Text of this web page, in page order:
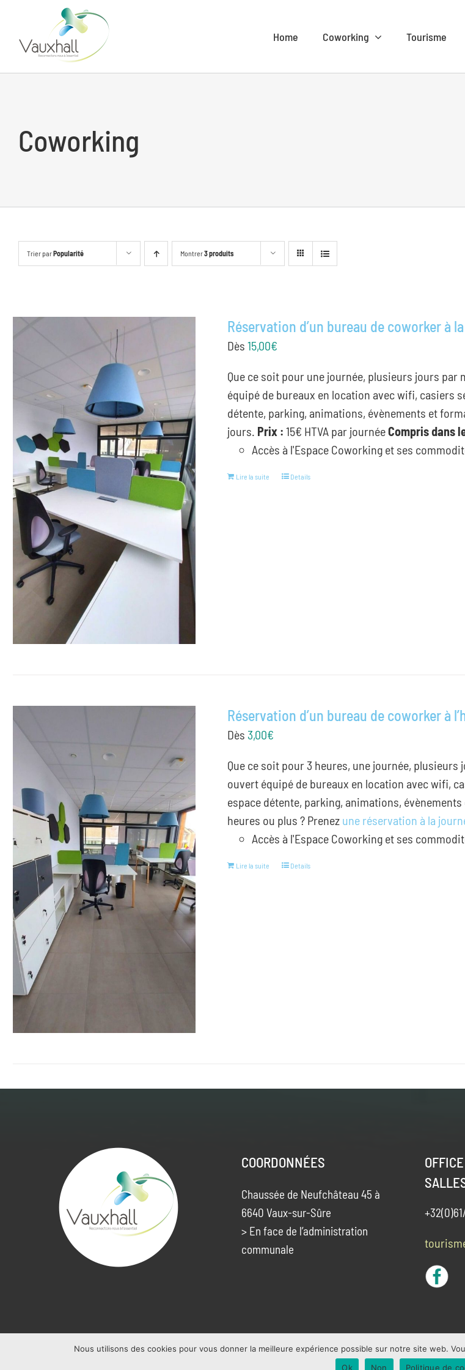
content
Home Coworking Tourisme
Coworking
Trier parPopularité Montrer3 produits
Réservation d’un bureau de coworker à
Dès15,00€
Que ce soit pour une journée, plusieurs jours
équipé de bureaux en location avec wifi, casiers
détente, parking, animations, évènements et
jours. Prix : 15€ HTVA par journéeCompris dans
Accès à l'Espace Coworking et ses
Lire la suite Details
Réservation d’un bureau de coworker à
Dès 3,00€
Que ce soit pour 3 heures, une journée,
ouvert équipé de bureaux en location avec wifi,
espace détente, parking, animations,
heures ou plus ? Prenez une réservation à la
Accès à l'Espace Coworking et ses
Lire la suite Details
COORDONNÉES
Chaussée de Neufchâteau 45 à
6640 Vaux-sur-Sûre
> En face de l’administration
communale
Nous utilisons des cookies pour vous donner la meilleure expérience possible sur notre site web.
Ok
Non Politique de